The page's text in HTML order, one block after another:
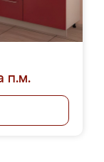
п.м.